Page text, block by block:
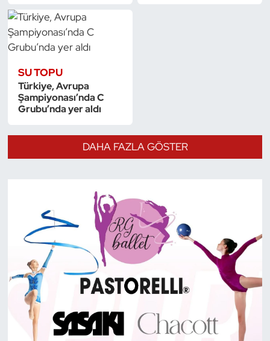
SU TOPU
Türkiye, Avrupa
Şampiyonası’nda C
Grubu’nda yer aldı
DAHA FAZLA GÖSTER